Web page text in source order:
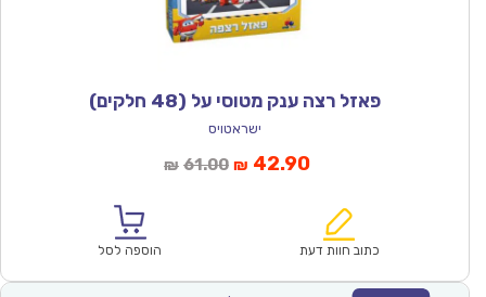
פאזל רצה ענק מטוסי על (48 חלקים)
ישראטויס
₪ 61.00המחיר
₪61.00.
₪ 42.90המחיר
הוא:
כתוב חוות דעת הוספה לסל